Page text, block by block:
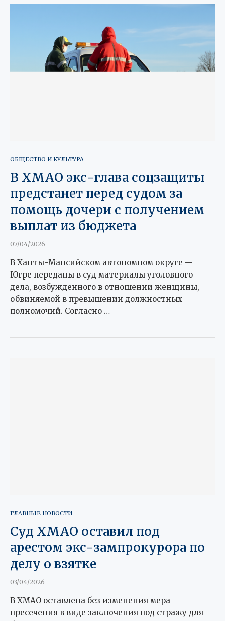
ОБЩЕСТВО И КУЛЬТУРА
В ХМАО экс-глава соцзащиты
предстанет перед судом за
помощь дочери с получением
выплат из бюджета
07/04/2026
В Ханты-Мансийском автономном округе —
Югре переданы в суд материалы уголовного
дела, возбужденного в отношении женщины,
обвиняемой в превышении должностных
полномочий. Согласно …
ГЛАВНЫЕ НОВОСТИ
Суд ХМАО оставил под
арестом экс-зампрокурора по
делу о взятке
03/04/2026
В ХМАО оставлена без изменения мера
пресечения в виде заключения под стражу для